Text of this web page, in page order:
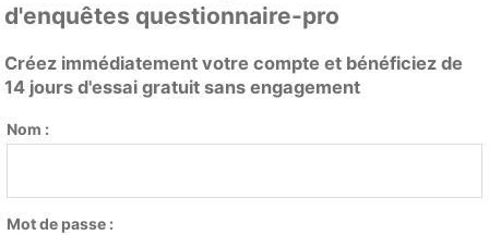
d'enquêtes questionnaire-pro
Créez immédiatement votre compte et bénéficiez de
14 jours d'essai gratuit sans engagement
Nom :
Mot de passe :